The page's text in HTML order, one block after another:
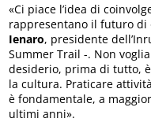
«Ci piace l’idea di
rappresentano il futuro
Ienaro, presidente
Summer Trail -. Non
desiderio, prima di tutto,
la cultura. Praticare
è fondamentale, a
ultimi anni».